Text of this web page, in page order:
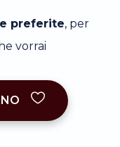
preferite, per
vorrai